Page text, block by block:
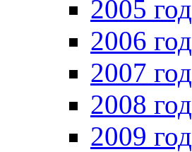
2005 год
2006 год
2007 год
2008 год
2009 год